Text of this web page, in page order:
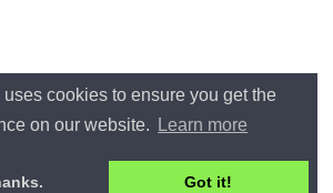
cookies to ensure you get the
on our website.
Learn more
Got it!